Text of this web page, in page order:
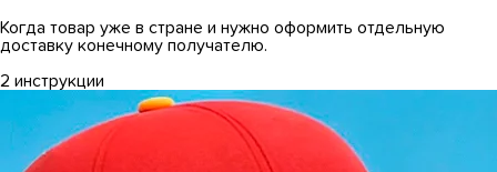
Когда товар уже в стране и нужно оформить отдельную
доставку конечному получателю.
2 инструкции